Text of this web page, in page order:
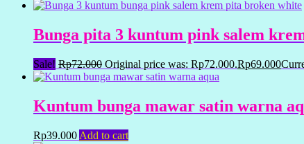
Bunga pita 3 kuntum pink salem
Sale! Rp72.000 Original price was: Rp72.000.Rp69.000
Kuntum bunga mawar satin warna
Rp39.000 Add to cart